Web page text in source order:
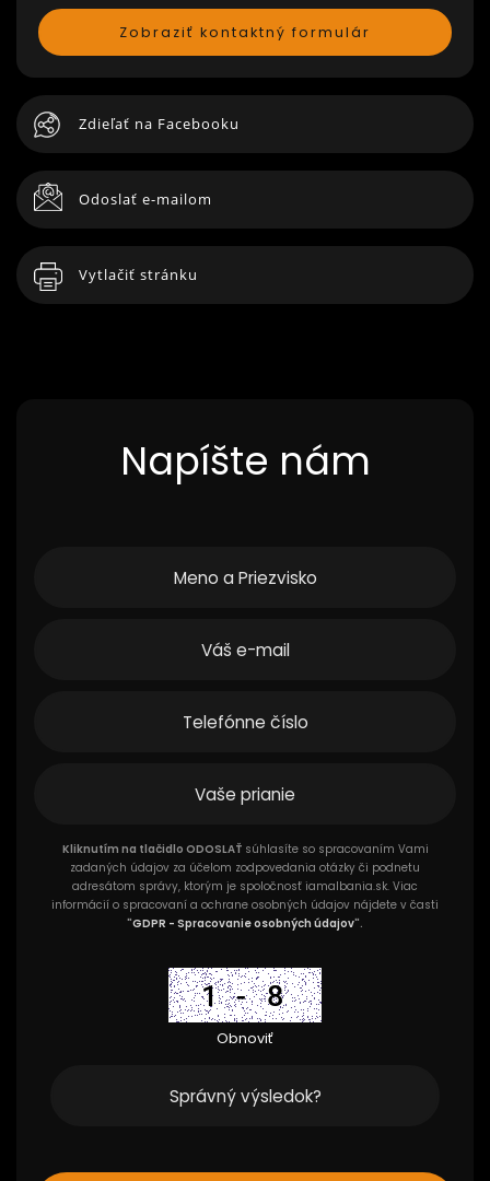
Zobraziť kontaktný formulár
Zdieľať na Facebooku
Odoslať e-mailom
Vytlačiť stránku
Napíšte nám
Kliknutím na tlačidlo ODOSLAŤ súhlasíte so spracovaním Vami
zadaných údajov za účelom zodpovedania otázky či podnetu
adresátom správy, ktorým je spoločnosť iamalbania.sk. Viac
informácií o spracovaní a ochrane osobných údajov nájdete v časti
"GDPR - Spracovanie osobných údajov".
Obnoviť